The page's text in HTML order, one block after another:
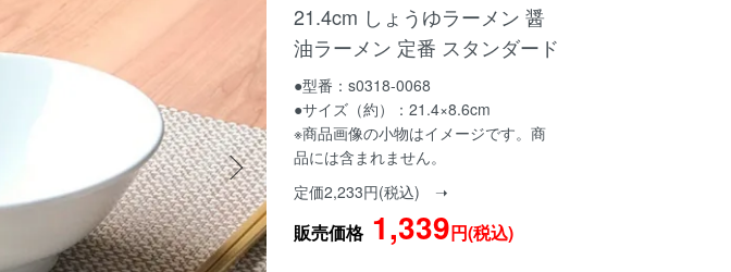
21.4cm しょうゆラーメン 醤
油ラーメン 定番 スタンダード
●型番：s0318-0068
●サイズ（約）：21.4×8.6cm
※商品画像の小物はイメージです。商
品には含まれません。
定価2,233円(税込) ➝
販売価格1,339円(税込)